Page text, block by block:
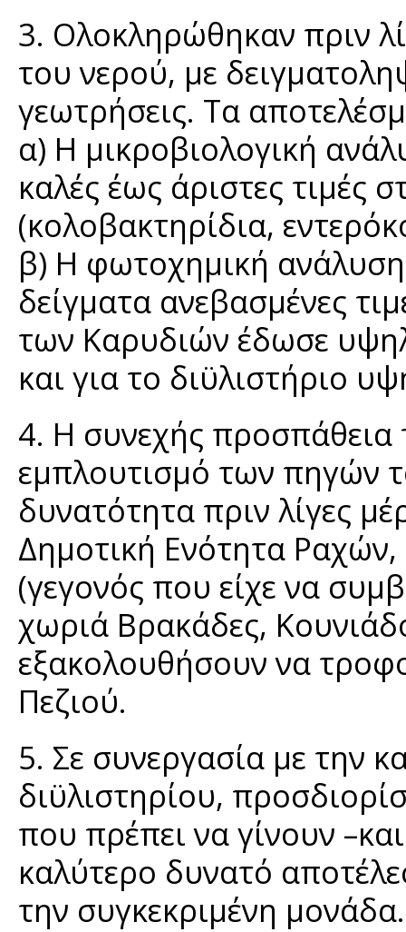
3. Ολοκληρώθηκαν πριν
του νερού, με
γεωτρήσεις. Τα
α) Η μικροβιολογική
καλές έως άριστες τιμές
(κολοβακτηρίδια,
β) Η φωτοχημική
δείγματα ανεβασμένες
των Καρυδιών έδωσε
και για το διϋλιστήριο
4. Η συνεχής
εμπλουτισμό των πηγών
δυνατότητα πριν λίγες
Δημοτική Ενότητα
(γεγονός που είχε να
χωριά Βρακάδες,
εξακολουθήσουν να
Πεζιού.
5. Σε συνεργασία με την
διϋλιστηρίου,
που πρέπει να γίνουν
καλύτερο δυνατό
την συγκεκριμένη μονάδα.